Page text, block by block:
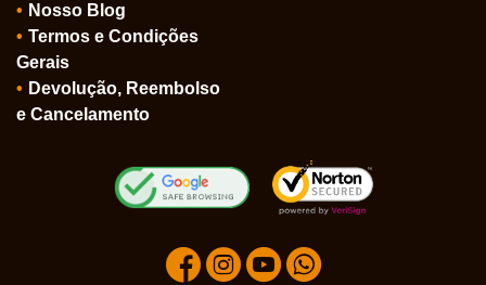
Nosso Blog
Termos e Condições
Gerais
Devolução, Reembolso
e Cancelamento